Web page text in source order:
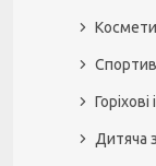
Дитяча